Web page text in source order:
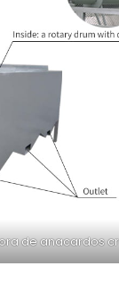
de anacardos